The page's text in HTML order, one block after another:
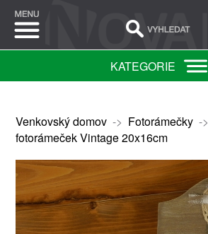
KATEGORIE
Venkovský domov-> Fotorámečky->
fotorámeček Vintage 20x16cm